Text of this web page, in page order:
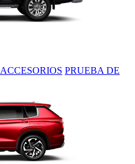
ACCESORIOS PRUEBA DE